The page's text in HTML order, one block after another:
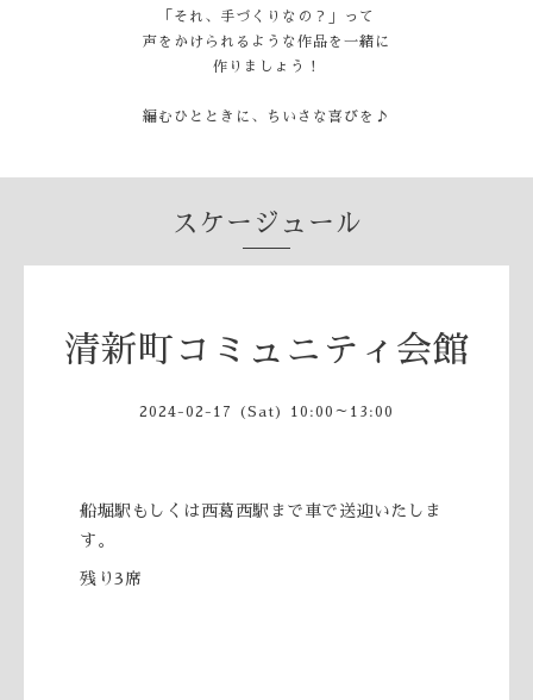
「それ、手づくりなの？」って
声をかけられるような作品を一緒に
作りましょう！
編むひとときに、ちいさな喜びを♪
スケージュール
清新町コミュニティ会館
2024-02-17 (Sat) 10:00～13:00
船堀駅もしくは西葛西駅まで車で送迎いたしま
す。
残り3席